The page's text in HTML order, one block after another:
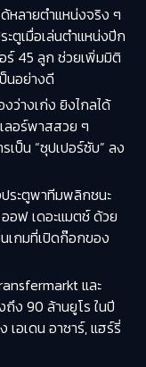
หลายตำแหน่งจริง ๆ
ตูเมื่อเล่นตำแหน่งปีก
ร์ 45 ลูก ช่วยเพิ่มมิติ
นอย่างดี
ว่างเก่ง ยิงไกลได้
ลอร์พาสสวย ๆ
เป็น “ซุปเปอร์ซับ” ลง
ระตูพาทีมพลิกชนะ
อฟ เดอะแมตช์ ด้วย
เกมที่เปิดก๊อกของ
และ
ถึง 90 ล้านยูโร ในปี
เอเดน อาซาร์, แฮร์รี่